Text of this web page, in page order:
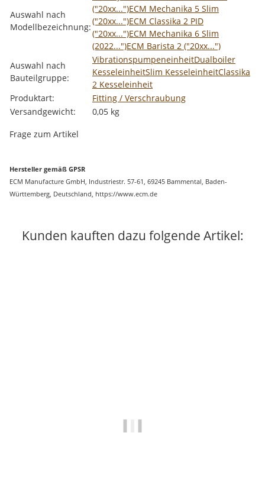
Auswahl nach
Modellbezeichnung:
("20xx...")ECM Mechanika 5 Slim
("20xx...")ECM Classika 2 PID
("20xx...")ECM Mechanika 6 Slim
(2022...")ECM Barista 2 ("20xx...")
Auswahl nach
Bauteilgruppe:
VibrationspumpeneinheitDualboiler
KesseleinheitSlim KesseleinheitClassika
2 Kesseleinheit
Produktart:
Fitting / Verschraubung
Versandgewicht:
0,05 kg
Frage zum Artikel
Hersteller gemäß GPSR
ECM Manufacture GmbH, Industriestr. 57-61, 69245 Bammental, Baden-
Württemberg, Deutschland, https://www.ecm.de
Kunden kauften dazu folgende Artikel: